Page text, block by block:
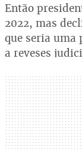
Então
2022, mas
que seria uma
a reveses